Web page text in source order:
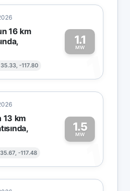
16 km
35.33, -117.80
1.1
MW
1
13 km
35.67, -117.48
1.5
MW
1